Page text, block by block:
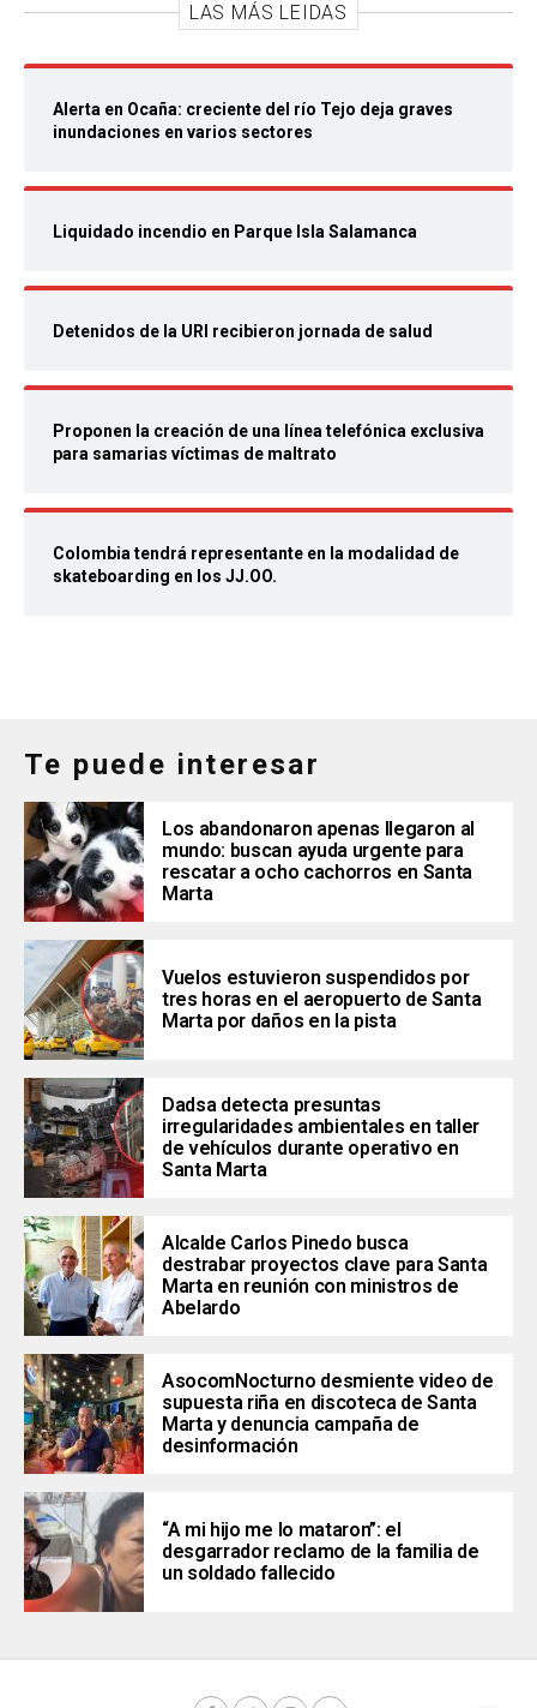
LAS MÁS LEIDAS
Alerta en Ocaña: creciente del río Tejo deja graves
inundaciones en varios sectores
Liquidado incendio en Parque Isla Salamanca
Detenidos de la URI recibieron jornada de salud
Proponen la creación de una línea telefónica exclusiva
para samarias víctimas de maltrato
Colombia tendrá representante en la modalidad de
skateboarding en los JJ.OO.
Te puede interesar
Los abandonaron apenas llegaron al
mundo: buscan ayuda urgente para
rescatar a ocho cachorros en Santa
Marta
Vuelos estuvieron suspendidos por
tres horas en el aeropuerto de Santa
Marta por daños en la pista
Dadsa detecta presuntas
irregularidades ambientales en taller
de vehículos durante operativo en
Santa Marta
Alcalde Carlos Pinedo busca
destrabar proyectos clave para Santa
Marta en reunión con ministros de
Abelardo
AsocomNocturno desmiente video de
supuesta riña en discoteca de Santa
Marta y denuncia campaña de
desinformación
“A mi hijo me lo mataron”: el
desgarrador reclamo de la familia de
un soldado fallecido